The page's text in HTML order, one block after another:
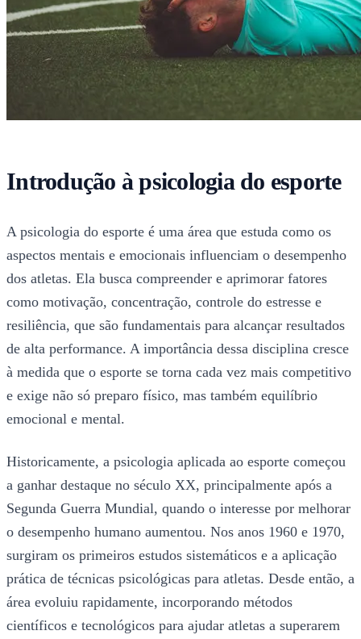
Introdução à psicologia do esporte
A psicologia do esporte é uma área que estuda como os
aspectos mentais e emocionais influenciam o desempenho
dos atletas. Ela busca compreender e aprimorar fatores
como motivação, concentração, controle do estresse e
resiliência, que são fundamentais para alcançar resultados
de alta performance. A importância dessa disciplina cresce
à medida que o esporte se torna cada vez mais competitivo
e exige não só preparo físico, mas também equilíbrio
emocional e mental.
Historicamente, a psicologia aplicada ao esporte começou
a ganhar destaque no século XX, principalmente após a
Segunda Guerra Mundial, quando o interesse por melhorar
o desempenho humano aumentou. Nos anos 1960 e 1970,
surgiram os primeiros estudos sistemáticos e a aplicação
prática de técnicas psicológicas para atletas. Desde então, a
área evoluiu rapidamente, incorporando métodos
científicos e tecnológicos para ajudar atletas a superarem